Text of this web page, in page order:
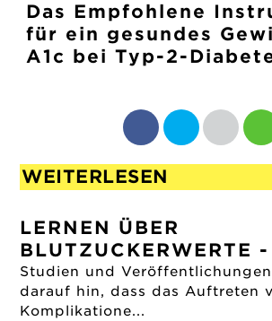
Das Empfohlene
für ein gesundes
A1c bei Typ-2-
WEITERLESEN
LERNEN ÜBER
BLUTZUCKERWERTE
Studien und
darauf hin, dass das Auftreten
Komplikatione...